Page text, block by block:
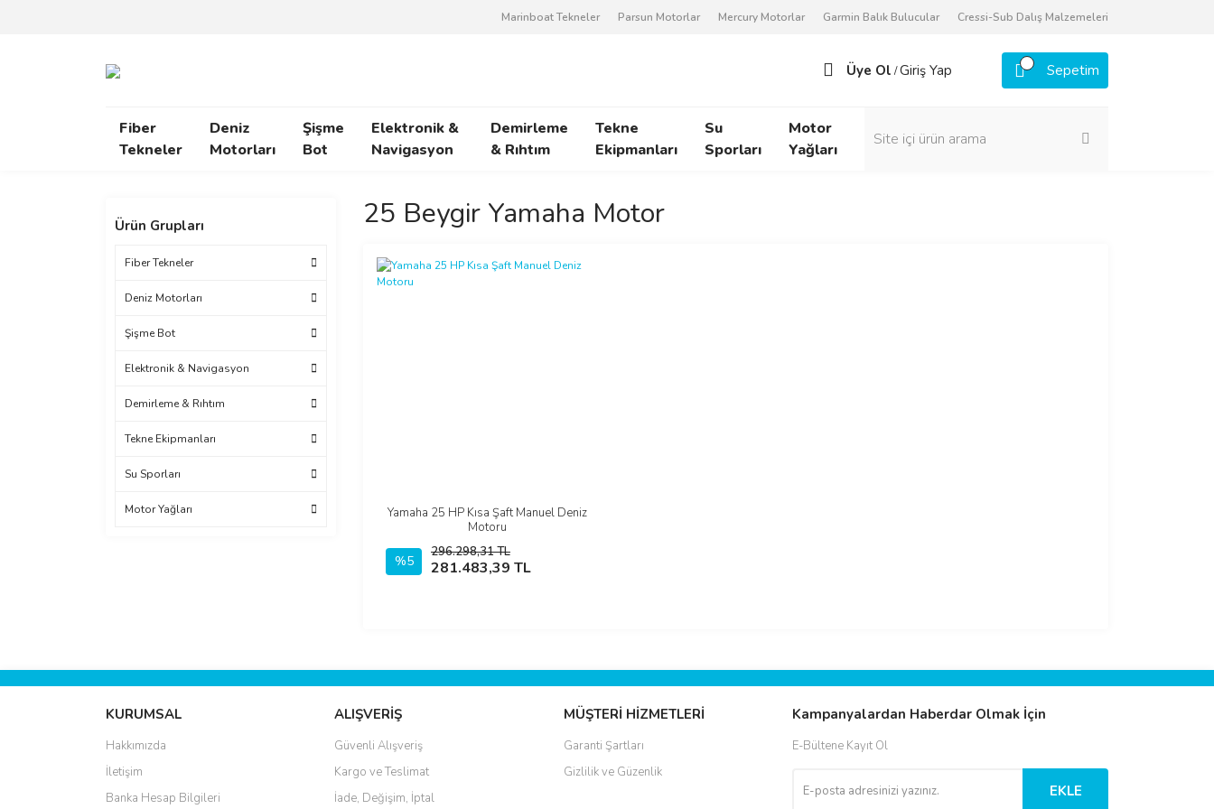
Marinboat Tekneler Parsun Motorlar Mercury Motorlar Garmin Balık Bulucular Cressi-Sub Dalış Malzemeleri
Üye Ol /Giriş Yap Sepetim
Fiber
Tekneler
Deniz
Motorları
Şişme
Bot
Elektronik &
Navigasyon
Demirleme
& Rıhtım
Tekne
Ekipmanları
Su
Sporları
Motor
Yağları
Ürün Grupları
Fiber Tekneler
Deniz Motorları
Şişme Bot
Elektronik & Navigasyon
Demirleme & Rıhtım
Tekne Ekipmanları
Su Sporları
Motor Yağları
25 Beygir Yamaha Motor
Yamaha 25 HP Kısa Şaft Manuel Deniz
Motoru
%5
296.298,31 TL
281.483,39 TL
İncele
Sepete Ekle
KURUMSAL
Hakkımızda
İletişim
Banka Hesap Bilgileri
ALIŞVERİŞ
Güvenli Alışveriş
Kargo ve Teslimat
İade, Değişim, İptal
MÜŞTERİ HİZMETLERİ
Garanti Şartları
Gizlilik ve Güzenlik
Kampanyalardan Haberdar Olmak İçin
E-Bültene Kayıt Ol
EKLE